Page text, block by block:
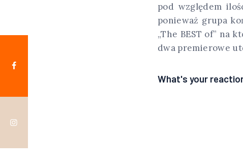
pod względem
ponieważ grupa
„The BEST of” na
dwa premierowe
What's your